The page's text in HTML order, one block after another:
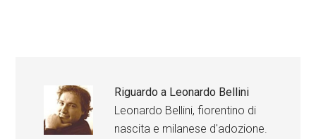
Riguardo a Leonardo Bellini
Leonardo Bellini, fiorentino di
nascita e milanese d'adozione.